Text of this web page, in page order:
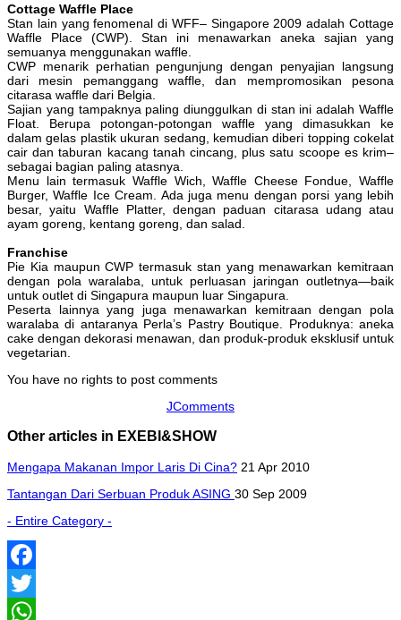
Cottage Waffle Place
Stan lain yang fenomenal di WFF– Singapore 2009 adalah Cottage
Waffle Place (CWP). Stan ini menawarkan aneka sajian yang
semuanya menggunakan waffle.
CWP menarik perhatian pengunjung dengan penyajian langsung
dari mesin pemanggang waffle, dan mempromosikan pesona
citarasa waffle dari Belgia.
Sajian yang tampaknya paling diunggulkan di stan ini adalah Waffle
Float. Berupa potongan-potongan waffle yang dimasukkan ke
dalam gelas plastik ukuran sedang, kemudian diberi topping cokelat
cair dan taburan kacang tanah cincang, plus satu scoope es krim–
sebagai bagian paling atasnya.
Menu lain termasuk Waffle Wich, Waffle Cheese Fondue, Waffle
Burger, Waffle Ice Cream. Ada juga menu dengan porsi yang lebih
besar, yaitu Waffle Platter, dengan paduan citarasa udang atau
ayam goreng, kentang goreng, dan salad.
Franchise
Pie Kia maupun CWP termasuk stan yang menawarkan kemitraan
dengan pola waralaba, untuk perluasan jaringan outletnya—baik
untuk outlet di Singapura maupun luar Singapura.
Peserta lainnya yang juga menawarkan kemitraan dengan pola
waralaba di antaranya Perla’s Pastry Boutique. Produknya: aneka
cake dengan dekorasi menawan, dan produk-produk eksklusif untuk
vegetarian.
You have no rights to post comments
JComments
Other articles in EXEBI&SHOW
Mengapa Makanan Impor Laris Di Cina? 21 Apr 2010
Tantangan Dari Serbuan Produk ASING 30 Sep 2009
- Entire Category -
Facebook
Twitter